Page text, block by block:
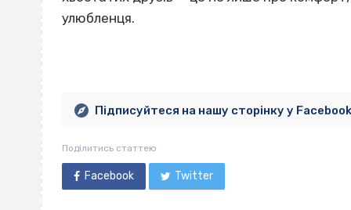
улюбленця.
Підписуйтеся на нашу сторінку у Facebook
Поділитись статтею
Facebook Twitter